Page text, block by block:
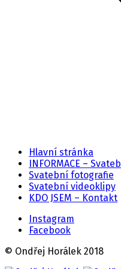
Hlavní stránka
INFORMACE –
Svatební fotografie
Svatební videoklipy
KDO JSEM – Kontakt
Instagram
Facebook
© Ondřej Horálek 2018